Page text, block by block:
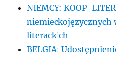
NIEMCY: KOOP-
niemieckojęzycznych
literackich
BELGIA: